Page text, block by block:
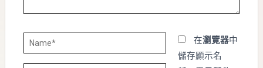
Name* 在瀏覽器中
儲存顯示名